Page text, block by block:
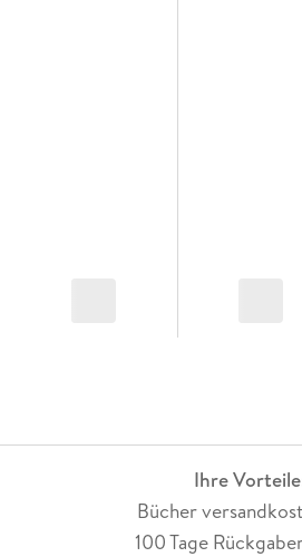
Ihre
Bücher
100 Tage